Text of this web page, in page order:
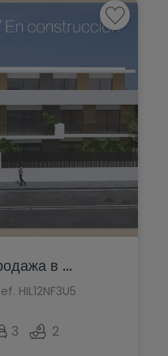
в ...
HIL12NF3U5
3 2